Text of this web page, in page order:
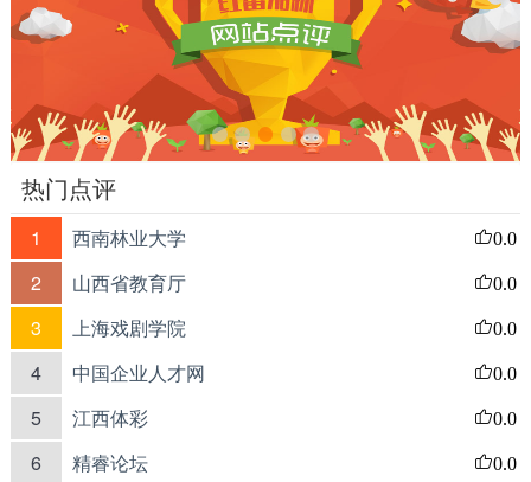
热门点评
1 西南林业大学 0.0
2 山西省教育厅 0.0
3 上海戏剧学院 0.0
4 中国企业人才网 0.0
5 江西体彩 0.0
6 精睿论坛 0.0